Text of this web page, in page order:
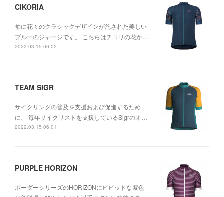
CIKORIA
袖に花々のクラシックデザインが施された美しい
ブルーのジャージです。 こちらはチコリの花か…
2022.03.15 06:02
TEAM SIGR
サイクリングの普及を支援および促進するため
に、 毎年サイクリストを支援しているSigrのオ…
2022.03.15 06:01
PURPLE HORIZON
ボーダーシリーズのHORIZONにビビッドな紫色